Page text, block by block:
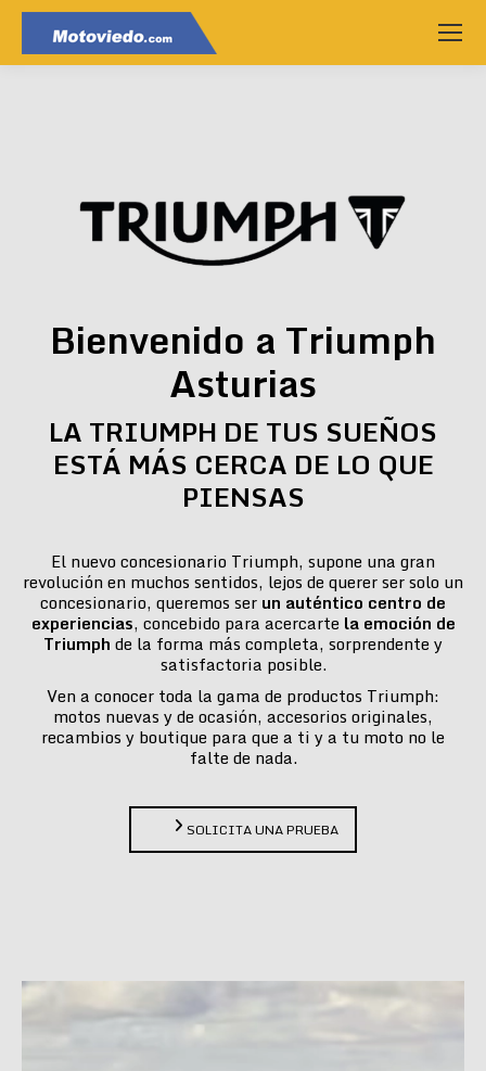
Bienvenido a Triumph
Asturias
LA TRIUMPH DE TUS SUEÑOS
ESTÁ MÁS CERCA DE LO QUE
PIENSAS
El nuevo concesionario Triumph, supone una gran
revolución en muchos sentidos, lejos de querer ser solo un
concesionario, queremos ser un auténtico centro de
experiencias, concebido para acercarte la emoción de
Triumph de la forma más completa, sorprendente y
satisfactoria posible.
Ven a conocer toda la gama de productos Triumph:
motos nuevas y de ocasión, accesorios originales,
recambios y boutique para que a ti y a tu moto no le
falte de nada.
SOLICITA UNA PRUEBA